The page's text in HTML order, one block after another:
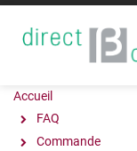
Accueil
FAQ
Commande